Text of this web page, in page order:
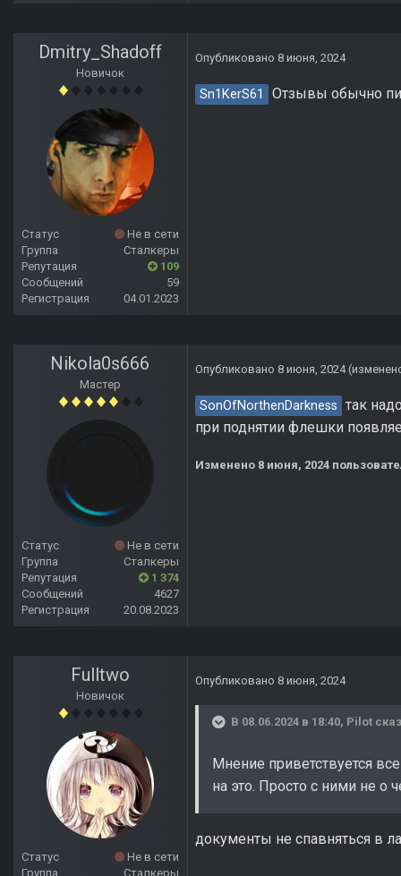
Dmitry_Shadoff
Новичок
Статус
Не в сети
Группа
Сталкеры
Репутация
109
Сообщений
59
Регистрация
04.01.2023
Опубликовано 8 июня, 2024
Sn1KerS61 Отзывы обычно
Nikola0s666
Мастер
Статус
Не в сети
Группа
Сталкеры
Репутация
1 374
Сообщений
4627
Регистрация
20.08.2023
Опубликовано 8 июня, 2024
SonOfNorthenDarkness так
при поднятии флешки
Изменено 8 июня, 2024
Fulltwo
Новичок
Статус
Не в сети
Группа
Сталкеры
Опубликовано 8 июня, 2024
В 08.06.2024 в 18:40, Pilot
Мнение приветствуется
на это. Просто с ними не о
документы не спавняться в